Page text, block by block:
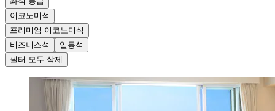
이코노미석
프리미엄 이코노미석
비즈니스석
일등석
필터 모두 삭제